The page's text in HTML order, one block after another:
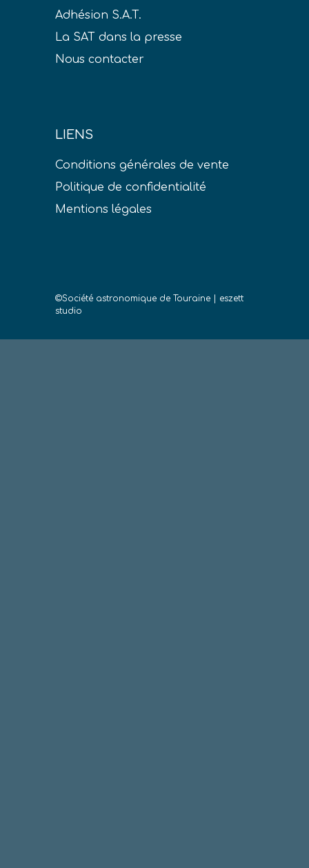
Adhésion S.A.T.
La SAT dans la presse
Nous contacter
LIENS
Conditions générales de vente
Politique de confidentialité
Mentions légales
©Société astronomique de Touraine | eszett
studio